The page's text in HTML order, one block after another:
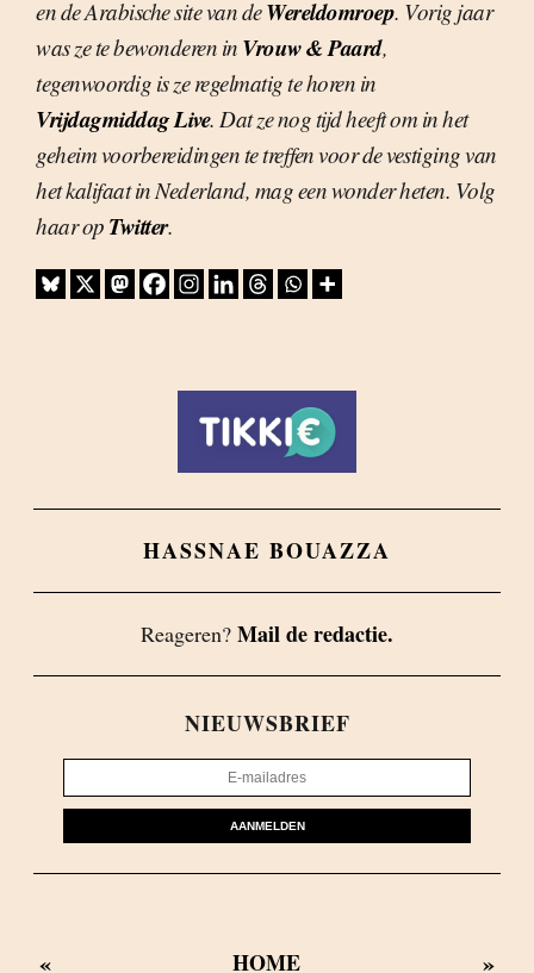
en de Arabische site van deWereldomroep. Vorig jaar
was ze te bewonderen in Vrouw & Paard,
tegenwoordig is ze regelmatig te horen in
Vrijdagmiddag Live. Dat ze nog tijd heeft om in het
geheim voorbereidingen te treffen voor de vestiging van
het kalifaat in Nederland, mag een wonder heten. Volg
haar op Twitter.
HASSNAE BOUAZZA
Reageren? Mail de redactie.
NIEUWSBRIEF
AANMELDEN
« HOME »